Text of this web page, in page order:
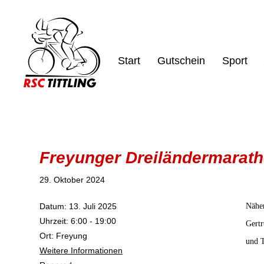
Start Gutschein Sport
Freyunger
29. Oktober 2024
Datum: 13. Juli 2025
Uhrzeit:6:00 - 19:00
Ort: Freyung
Weitere Informationen
und